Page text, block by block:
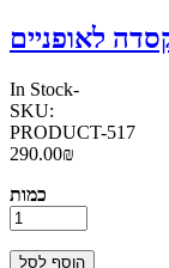
In Stock-
SKU:
PRODUCT-517
290.00₪
כמות